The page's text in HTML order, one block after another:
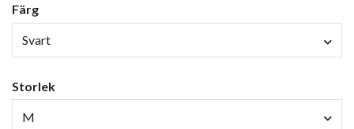
Färg
Svart
Storlek
M